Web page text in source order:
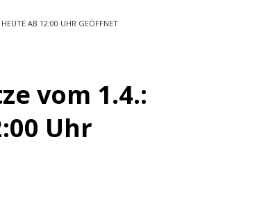
AB 12:00 UHR GEÖFFNET
vom 1.4.:
Uhr